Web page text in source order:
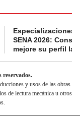
Especializaciones
SENA 2026:
mejore su perfil
reservados.
y usos de las obras
de lectura mecánica u otros